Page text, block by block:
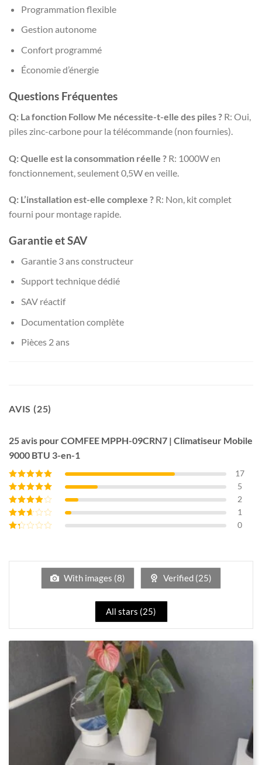
Programmation flexible
Gestion autonome
Confort programmé
Économie d’énergie
Questions Fréquentes
Q: La fonction Follow Me nécessite-t-elle des piles ? R: Oui,
piles zinc-carbone pour la télécommande (non fournies).
Q: Quelle est la consommation réelle ? R: 1000W en
fonctionnement, seulement 0,5W en veille.
Q: L’installation est-elle complexe ? R: Non, kit complet
fourni pour montage rapide.
Garantie et SAV
Garantie 3 ans constructeur
Support technique dédié
SAV réactif
Documentation complète
Pièces 2 ans
AVIS (25)
25 avis pourCOMFEE MPPH-09CRN7 | Climatiseur Mobile
9000 BTU 3-en-1
Note5sur 5
17
Note4sur
5
5
Note3
sur 5
2
Note
1
5
0
With images (8) Verified (25)
All stars (25)